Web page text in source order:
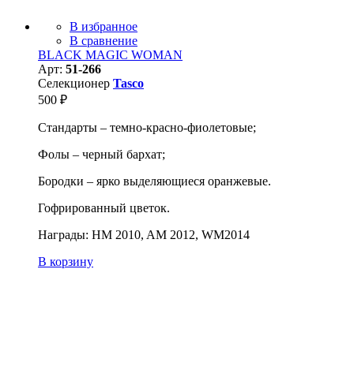
В избранное
В сравнение
BLACK MAGIC WOMAN
Арт: 51-266
Селекционер Tasco
500 ₽
Стандарты – темно-красно-фиолетовые;
Фолы – черный бархат;
Бородки – ярко выделяющиеся оранжевые.
Гофрированный цветок.
Награды: HM 2010, AM 2012, WM2014
В корзину